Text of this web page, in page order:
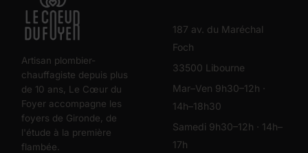
Artisan plombier-
chauffagiste depuis plus
de 10 ans, Le Cœur du
Foyer accompagne les
foyers de Gironde, de
l'étude à la première
flambée.
187 av. du Maréchal
Foch
33500 Libourne
Mar–Ven 9h30–12h ·
14h–18h30
Samedi 9h30–12h · 14h–
17h